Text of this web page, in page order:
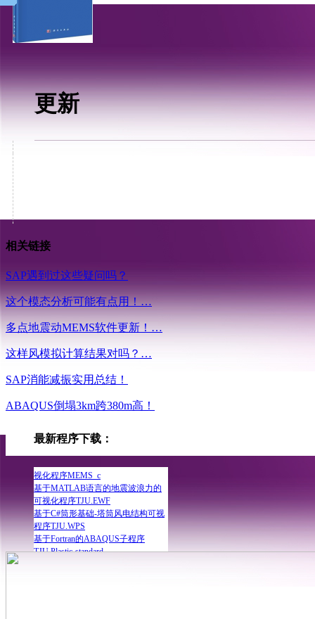
更新
相关链接
SAP遇到过这些疑问吗？
这个模态分析可能有点用！…
多点地震动MEMS软件更新！…
这样风模拟计算结果对吗？…
SAP消能减振实用总结！
ABAQUS倒塌3km跨380m高！
最新程序下载：
基于MATLAB的地表多点地震动可
基于C#和.net的可视化接口程序
基于C#和.net地基-基础-人工边界程
基于MATLAB震源机制多点地震动
基于VC的风模拟可视化程序
TJU.Wind Simulation
基于MATLAB地下位置地震差动可
视化程序MEMS_c
基于MATLAB语言的地震波浪力的
可视化程序TJU.EWF
基于C#筒形基础-塔筒风电结构可视
程序TJU.WPS
基于Fortran的ABAQUS子程序
TJU.Plastic-standard